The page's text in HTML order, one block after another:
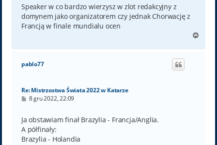
t
Speaker w co bardzo wierzysz w zlot redakcyjny z
domynem jako organizatorem czy jednak Chorwację z
Francją w finale mundialu ocen
g
pablo77
Re: Mistrzostwa Świata 2022 w Katarze
P
t
8 gru 2022, 22:09
Ja obstawiam finał Brazylia - Francja/Anglia.
A półfinały:
Brazylia - Holandia